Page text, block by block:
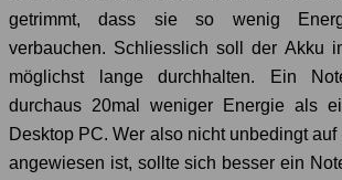
getrimmt, dass sie so wenig
verbauchen. Schliesslich soll der Akku
möglichst lange durchhalten. Ein
durchaus 20mal weniger Energie als
Desktop PC. Wer also nicht unbedingt
angewiesen ist, sollte sich besser ein